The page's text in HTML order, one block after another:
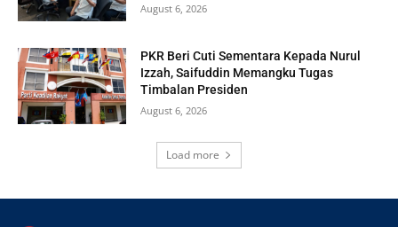
August 6, 2026
PKR Beri Cuti Sementara Kepada Nurul
Izzah, Saifuddin Memangku Tugas
Timbalan Presiden
August 6, 2026
Load more